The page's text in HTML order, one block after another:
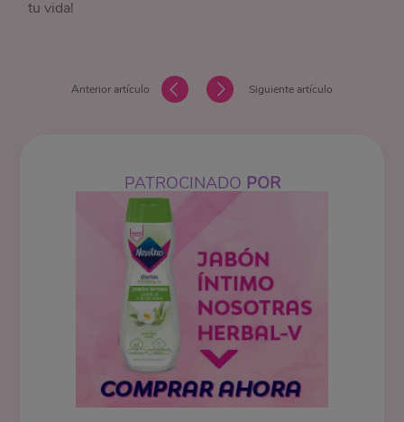
tu vida!
Anterior artículo Siguiente artículo
PATROCINADO POR